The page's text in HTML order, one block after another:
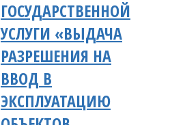
ГОСУДАРСТВЕННОЙ
УСЛУГИ «ВЫДАЧА
РАЗРЕШЕНИЯ НА
ВВОД В
ЭКСПЛУАТАЦИЮ